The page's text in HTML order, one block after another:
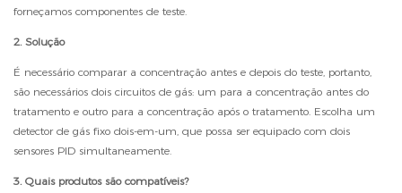
forneçamos componentes de teste.
2. Solução
É necessário comparar a concentração antes e depois do teste, portanto,
são necessários dois circuitos de gás: um para a concentração antes do
tratamento e outro para a concentração após o tratamento. Escolha um
detector de gás fixo dois-em-um, que possa ser equipado com dois
sensores PID simultaneamente.
3. Quais produtos são compatíveis?